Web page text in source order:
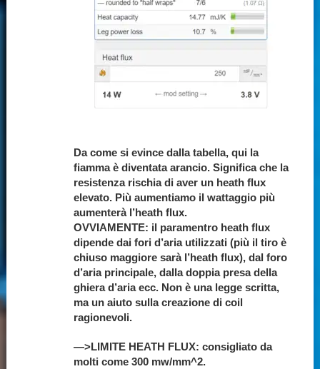
Da come si evince dalla tabella, qui la
fiamma è diventata arancio. Significa che la
resistenza rischia di aver un heath flux
elevato. Più aumentiamo il wattaggio più
aumenterà l’heath flux.
OVVIAMENTE: il paramentro heath flux
dipende dai fori d’aria utilizzati (più il tiro è
chiuso maggiore sarà l’heath flux), dal foro
d’aria principale, dalla doppia presa della
ghiera d’aria ecc. Non è una legge scritta,
ma un aiuto sulla creazione di coil
ragionevoli.
—>LIMITE HEATH FLUX: consigliato da
molti come 300 mw/mm^2.